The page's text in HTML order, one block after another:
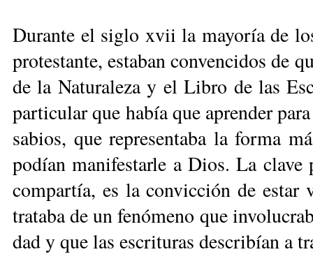
Du­ran­te el si­glo xvii la ma­yo­ría de
pro­tes­tan­te, es­ta­ban con­ven­ci­dos de
de la Na­tu­ra­le­za y el Li­bro de las
par­ti­cu­lar que ha­bía que apren­der
sa­bios, que re­pre­sen­ta­ba la for­ma
po­dían ma­ni­fes­tar­le a Dios. La cla­ve
com­par­tía, es la con­vic­ción de es­tar
tra­ta­ba de un fe­nó­me­no que
dad y que las es­cri­tu­ras des­cri­bían a